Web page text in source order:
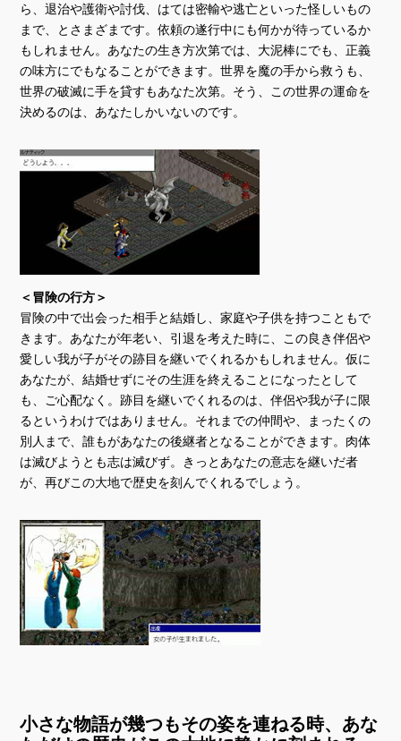
ら、退治や護衛や討伐、はては密輸や逃亡といった怪しいもの
まで、とさまざまです。依頼の遂行中にも何かが待っているか
もしれません。あなたの生き方次第では、大泥棒にでも、正義
の味方にでもなることができます。世界を魔の手から救うも、
世界の破滅に手を貸すもあなた次第。そう、この世界の運命を
決めるのは、あなたしかいないのです。
＜冒険の行方＞
冒険の中で出会った相手と結婚し、家庭や子供を持つこともで
きます。あなたが年老い、引退を考えた時に、この良き伴侶や
愛しい我が子がその跡目を継いでくれるかもしれません。仮に
あなたが、結婚せずにその生涯を終えることになったとして
も、ご心配なく。跡目を継いでくれるのは、伴侶や我が子に限
るというわけではありません。それまでの仲間や、まったくの
別人まで、誰もがあなたの後継者となることができます。肉体
は滅びようとも志は滅びず。きっとあなたの意志を継いだ者
が、再びこの大地で歴史を刻んでくれるでしょう。
小さな物語が幾つもその姿を連ねる時、あな